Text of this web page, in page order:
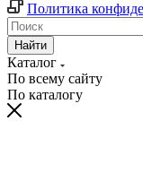
Политика
Найти
Каталог
По всему сайту
По каталогу